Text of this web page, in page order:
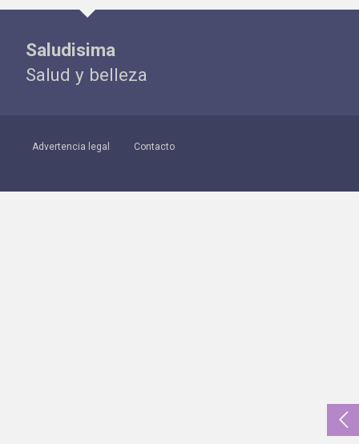
Saludisima
Salud y belleza
Advertencia legal Contacto